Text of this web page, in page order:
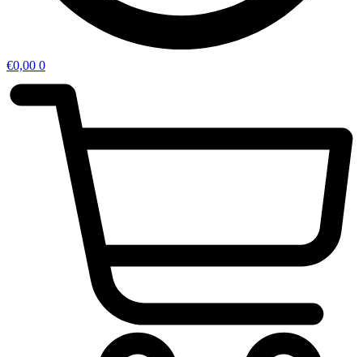
€0,00 0